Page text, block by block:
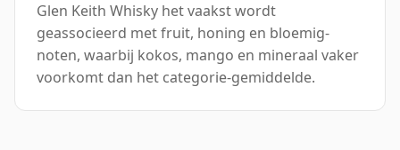
Glen Keith Whisky het vaakst wordt
geassocieerd met fruit, honing en bloemig-
noten, waarbij kokos, mango en mineraal vaker
voorkomt dan het categorie-gemiddelde.